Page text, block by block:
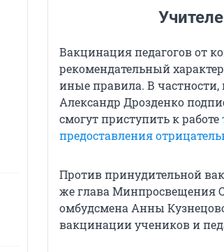
Вакцинация педагогов от
рекомендательный
иные правила. В частности,
Александр Дрозденко
смогут приступить к работе
предоставления
Против принудительной
же глава Минпросвещения
омбудсмена Анны
вакцинации учеников и